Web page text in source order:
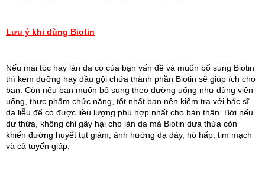
Lưu ý khi dùng Biotin
Nếu mái tóc hay làn da có của bạn vấn đề và muốn bổ sung Biotin
thì kem dưỡng hay dầu gội chứa thành phần Biotin sẽ giúp ích cho
bạn. Còn nếu bạn muốn bổ sung theo đường uống như dùng viên
uống, thực phẩm chức năng, tốt nhất bạn nên kiểm tra với bác sĩ
da liễu để có được liều lượng phù hợp nhất cho bản thân. Bởi nếu
dư thừa, không chỉ gây hại cho làn da mà Biotin dưa thừa còn
khiến đường huyết tụt giảm, ảnh hưởng dạ dày, hô hấp, tim mạch
và cả tuyến giáp.